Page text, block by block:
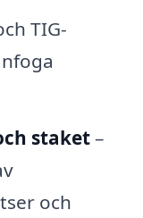
TIG-
staket–
och